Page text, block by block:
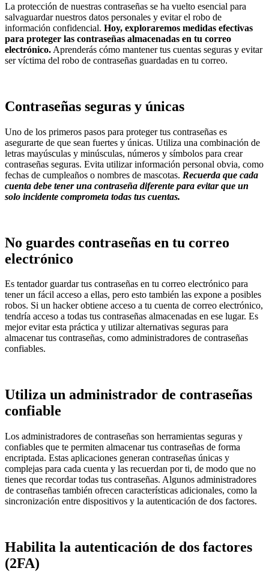
La protección de nuestras contraseñas se ha vuelto esencial para
salvaguardar nuestros datos personales y evitar el robo de
información confidencial. Hoy, exploraremos medidas efectivas
para proteger las contraseñas almacenadas en tu correo
electrónico. Aprenderás cómo mantener tus cuentas seguras y evitar
ser víctima del robo de contraseñas guardadas en tu correo.
Contraseñas seguras y únicas
Uno de los primeros pasos para proteger tus contraseñas es
asegurarte de que sean fuertes y únicas. Utiliza una combinación de
letras mayúsculas y minúsculas, números y símbolos para crear
contraseñas seguras. Evita utilizar información personal obvia, como
fechas de cumpleaños o nombres de mascotas. Recuerda que cada
cuenta debe tener una contraseña diferente para evitar que un
solo incidente comprometa todas tus cuentas.
No guardes contraseñas en tu correo
electrónico
Es tentador guardar tus contraseñas en tu correo electrónico para
tener un fácil acceso a ellas, pero esto también las expone a posibles
robos. Si un hacker obtiene acceso a tu cuenta de correo electrónico,
tendría acceso a todas tus contraseñas almacenadas en ese lugar. Es
mejor evitar esta práctica y utilizar alternativas seguras para
almacenar tus contraseñas, como administradores de contraseñas
confiables.
Utiliza un administrador de contraseñas
confiable
Los administradores de contraseñas son herramientas seguras y
confiables que te permiten almacenar tus contraseñas de forma
encriptada. Estas aplicaciones generan contraseñas únicas y
complejas para cada cuenta y las recuerdan por ti, de modo que no
tienes que recordar todas tus contraseñas. Algunos administradores
de contraseñas también ofrecen características adicionales, como la
sincronización entre dispositivos y la autenticación de dos factores.
Habilita la autenticación de dos factores
(2FA)